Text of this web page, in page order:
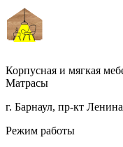
Корпусная и мягкая
Матрасы
г. Барнаул, пр-кт
Режим работы